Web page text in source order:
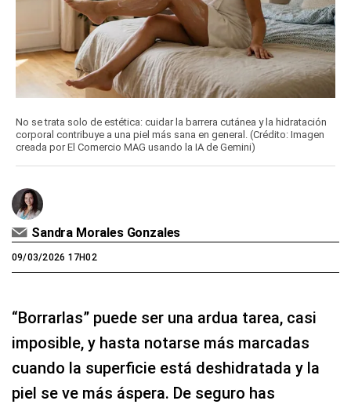
No se trata solo de estética: cuidar la barrera cutánea y la hidratación
corporal contribuye a una piel más sana en general. (Crédito: Imagen
creada por El Comercio MAG usando la IA de Gemini)
Sandra Morales Gonzales
09/03/2026 17H02
“Borrarlas” puede ser una ardua tarea, casi
imposible, y hasta notarse más marcadas
cuando la superficie está deshidratada y la
piel se ve más áspera. De seguro has